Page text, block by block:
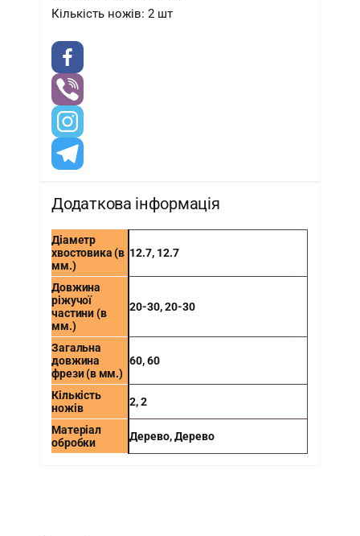
Кількість ножів: 2 шт
Додаткова інформація
Діаметр
хвостовика (в
мм.)
12.7, 12.7
Довжина
ріжучої
частини (в
мм.)
20-30,20-30
Загальна
довжина
фрези (в мм.)
60,60
Кількість
ножів
2,2
Матеріал
обробки
Дерево,Дерево